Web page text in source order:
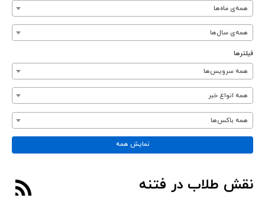
نقش طلاب در فتنه
همه‌ی ماه‌ها
همه‌ی سال‌ها
فیلترها
همه سرویس‌ها
همه انواع خبر
همه باکس‌ها
نمایش همه